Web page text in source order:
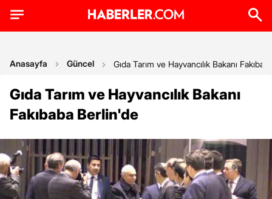
Anasayfa Güncel Gıda Tarım ve Hayvancılık Bakanı
Gıda Tarım ve Hayvancılık Bakanı
Fakıbaba Berlin'de